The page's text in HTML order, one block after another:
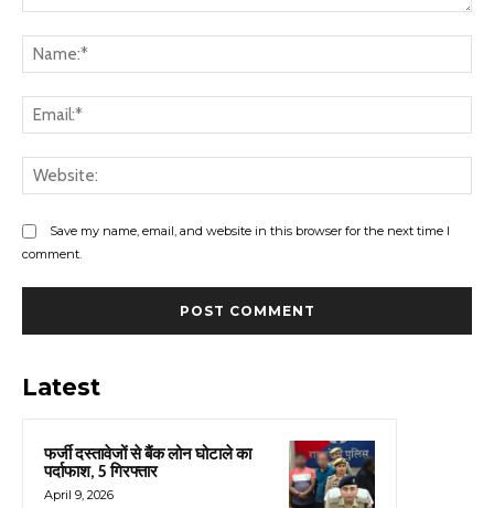
Save my name, email, and website in this browser for the next time I
comment.
Latest
फर्जी दस्तावेजों से बैंक लोन घोटाले का
पर्दाफाश, 5 गिरफ्तार
April 9, 2026